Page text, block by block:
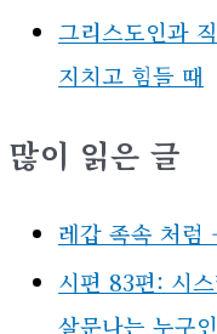
그리스도인과
지치고 힘들 때
많이 읽은 글
레갑 족속 처럼
시편 83편: 시
살문나는 누구